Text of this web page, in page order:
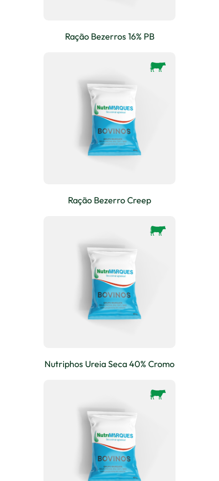
Ração Bezerros 16% PB
Ração Bezerro Creep
Nutriphos Ureia Seca 40% Cromo